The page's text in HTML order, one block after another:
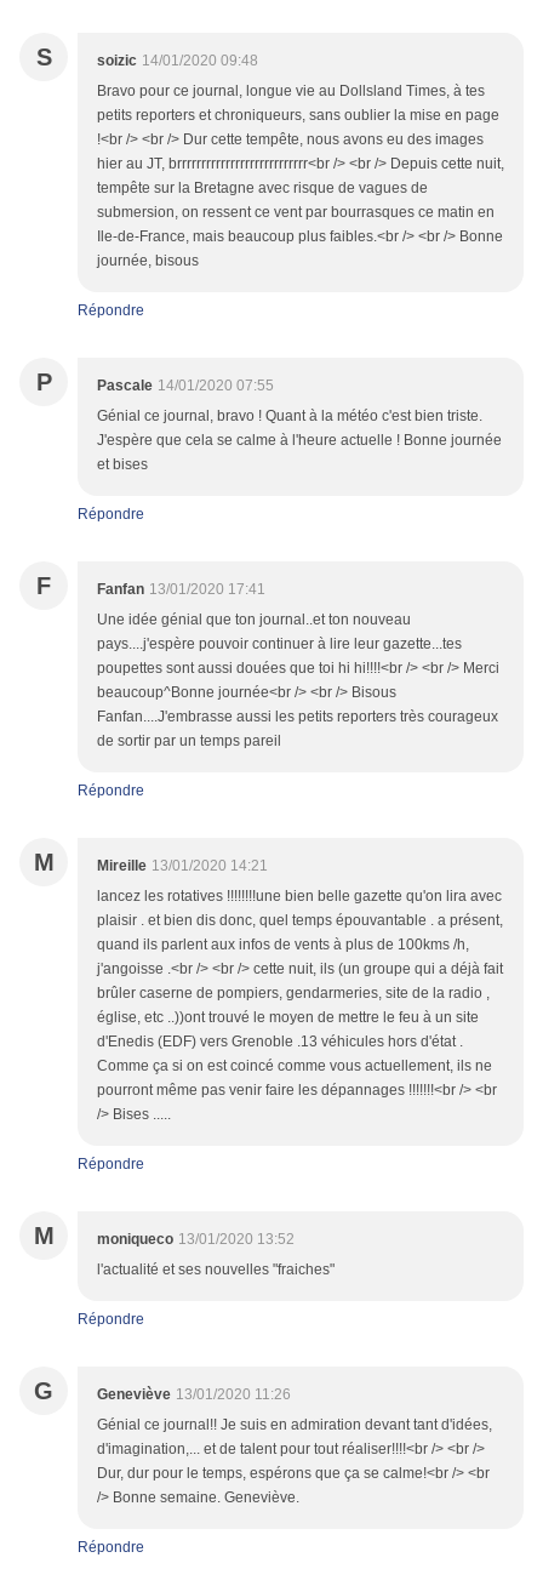
S soizic 14/01/2020 09:48
Bravo pour ce journal, longue vie au Dollsland Times, à tes
petits reporters et chroniqueurs, sans oublier la mise en page
!<br /> <br /> Dur cette tempête, nous avons eu des images
hier au JT, brrrrrrrrrrrrrrrrrrrrrrrrrrr<br /> <br /> Depuis cette nuit,
tempête sur la Bretagne avec risque de vagues de
submersion, on ressent ce vent par bourrasques ce matin en
Ile-de-France, mais beaucoup plus faibles.<br /> <br /> Bonne
journée, bisous
Répondre
P Pascale 14/01/2020 07:55
Génial ce journal, bravo ! Quant à la météo c'est bien triste.
J'espère que cela se calme à l'heure actuelle ! Bonne journée
et bises
Répondre
F Fanfan 13/01/2020 17:41
Une idée génial que ton journal..et ton nouveau
pays....j'espère pouvoir continuer à lire leur gazette...tes
poupettes sont aussi douées que toi hi hi!!!!<br /> <br /> Merci
beaucoup^Bonne journée<br /> <br /> Bisous
Fanfan....J'embrasse aussi les petits reporters très courageux
de sortir par un temps pareil
Répondre
M Mireille 13/01/2020 14:21
lancez les rotatives !!!!!!!!une bien belle gazette qu'on lira avec
plaisir . et bien dis donc, quel temps épouvantable . a présent,
quand ils parlent aux infos de vents à plus de 100kms /h,
j'angoisse .<br /> <br /> cette nuit, ils (un groupe qui a déjà fait
brûler caserne de pompiers, gendarmeries, site de la radio ,
église, etc ..))ont trouvé le moyen de mettre le feu à un site
d'Enedis (EDF) vers Grenoble .13 véhicules hors d'état .
Comme ça si on est coincé comme vous actuellement, ils ne
pourront même pas venir faire les dépannages !!!!!!!<br /> <br
/> Bises .....
Répondre
M moniqueco 13/01/2020 13:52
l'actualité et ses nouvelles "fraiches"
Répondre
G Geneviève 13/01/2020 11:26
Génial ce journal!! Je suis en admiration devant tant d'idées,
d'imagination,... et de talent pour tout réaliser!!!!<br /> <br />
Dur, dur pour le temps, espérons que ça se calme!<br /> <br
/> Bonne semaine. Geneviève.
Répondre